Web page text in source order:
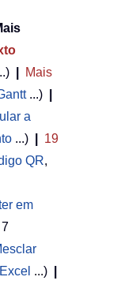
Mais
...)
a
...)
19
QR,
em
7
...)